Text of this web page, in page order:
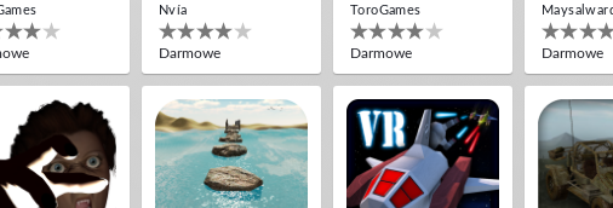
Nvía
Darmowe
ToroGames
Darmowe Darmowe